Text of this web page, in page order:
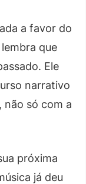
a favor do
que
Ele
narrativo
não só com a
próxima
já deu